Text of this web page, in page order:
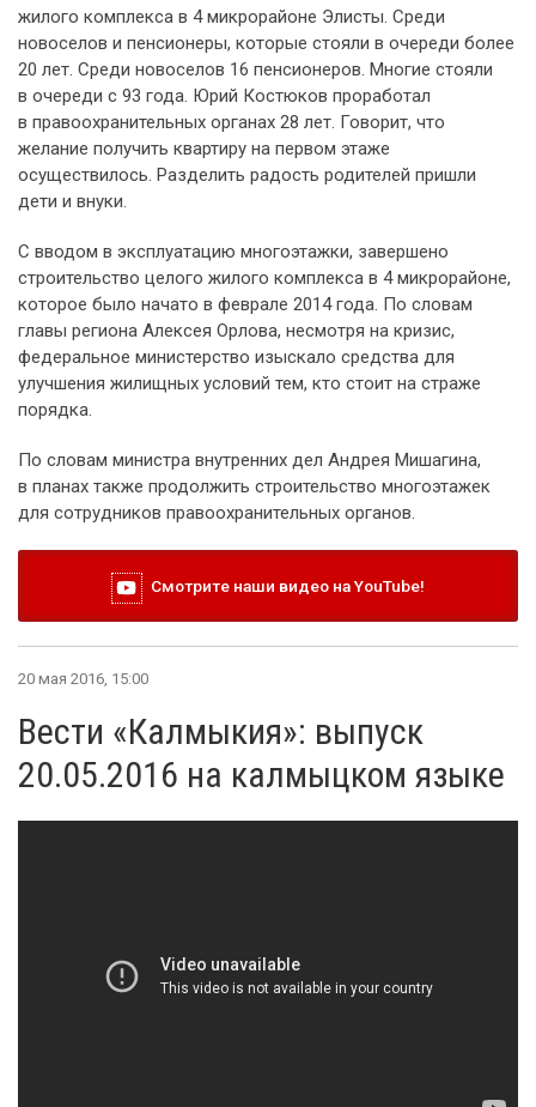
жилого комплекса в 4 микрорайоне Элисты. Среди
новоселов и пенсионеры, которые стояли в очереди более
20 лет. Среди новоселов 16 пенсионеров. Многие стояли
в очереди с 93 года. Юрий Костюков проработал
в правоохранительных органах 28 лет. Говорит, что
желание получить квартиру на первом этаже
осуществилось. Разделить радость родителей пришли
дети и внуки.
С вводом в эксплуатацию многоэтажки, завершено
строительство целого жилого комплекса в 4 микрорайоне,
которое было начато в феврале 2014 года. По словам
главы региона Алексея Орлова, несмотря на кризис,
федеральное министерство изыскало средства для
улучшения жилищных условий тем, кто стоит на страже
порядка.
По словам министра внутренних дел Андрея Мишагина,
в планах также продолжить строительство многоэтажек
для сотрудников правоохранительных органов.
Смотрите наши видео на YouTube!
20 мая 2016, 15:00
Вести «Калмыкия»: выпуск
20.05.2016 на калмыцком языке